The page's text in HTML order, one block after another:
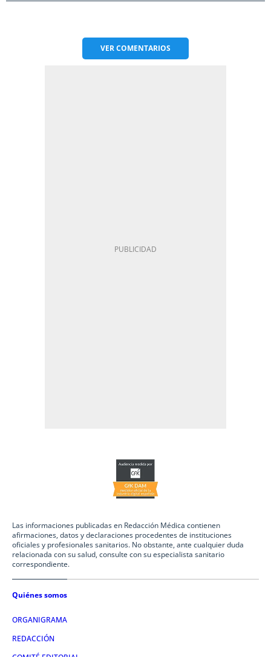
VERCOMENTARIOS
Las informaciones publicadas en Redacción Médica contienen
afirmaciones, datos y declaraciones procedentes de instituciones
oficiales y profesionales sanitarios. No obstante, ante cualquier duda
relacionada con su salud, consulte con su especialista sanitario
correspondiente.
Quiénes somos
ORGANIGRAMA
REDACCIÓN